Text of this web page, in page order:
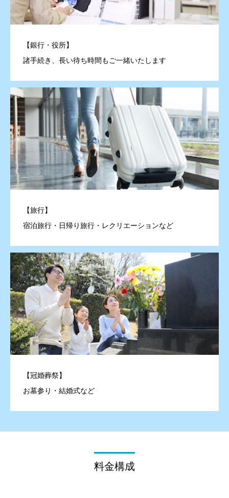
【銀行・役所】
諸手続き、長い待ち時間もご一緒いたします
【旅行】
宿泊旅行・日帰り旅行・レクリエーションなど
【冠婚葬祭】
お墓参り・結婚式など
料金構成